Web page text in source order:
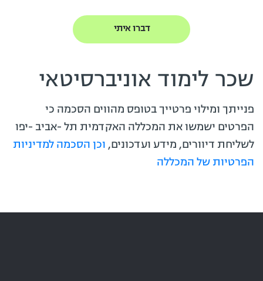
שכר לימוד אוניברסיטאי
פנייתך ומילוי פרטייך בטופס מהווים הסכמה כי
הפרטים ישמשו את המכללה האקדמית תל -אביב -יפו
לשליחת דיוורים, מידע ועדכונים, וכן הסכמה למדיניות
הפרטיות של המכללה